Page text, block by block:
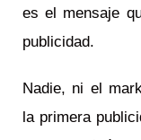
es el mensaje
publicidad.
Nadie, ni el
la primera